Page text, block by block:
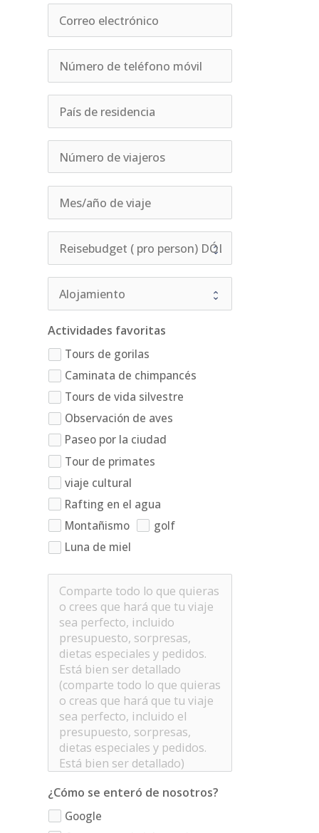
Actividades favoritas
Tours de gorilas
Caminata de chimpancés
Tours de vida silvestre
Observación de aves
Paseo por la ciudad
Tour de primates
viaje cultural
Rafting en el agua
Montañismo
golf
Luna de miel
¿Cómo se enteró de nosotros?
Google